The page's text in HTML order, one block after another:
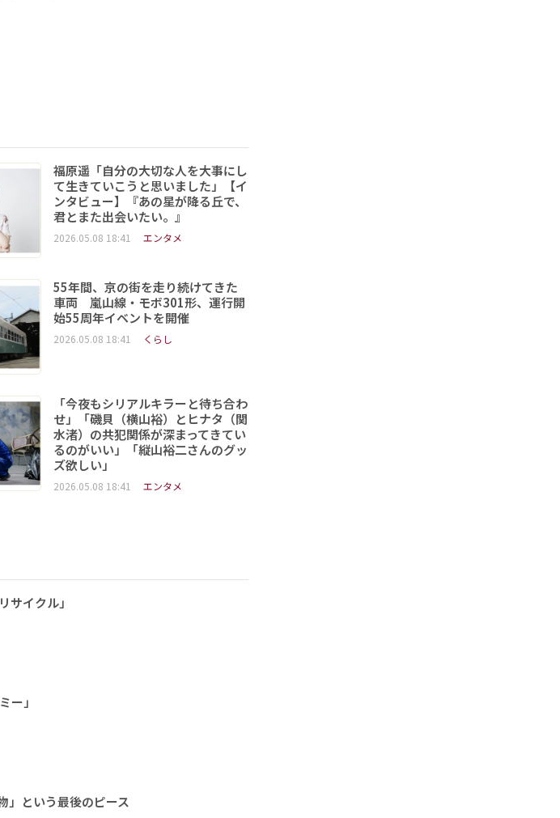
福原遥「自分の大切な人を大事にし
て生きていこうと思いました」【イ
ンタビュー】『あの星が降る丘で、
君とまた出会いたい。』
2026.05.08 18:41 エンタメ
55年間、京の街を走り続けてきた
車両 嵐山線・モボ301形、運行開
始55周年イベントを開催
2026.05.08 18:41 くらし
「今夜もシリアルキラーと待ち合わ
せ」「磯貝（横山裕）とヒナタ（関
水渚）の共犯関係が深まってきてい
るのがいい」「縦山裕二さんのグッ
ズ欲しい」
2026.05.08 18:41 エンタメ
イクル」
ー」
」という最後のピース